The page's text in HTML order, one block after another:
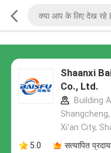
Shaanxi
Co., Ltd.
Building
Xi'an City,
5.0
सत्यापित